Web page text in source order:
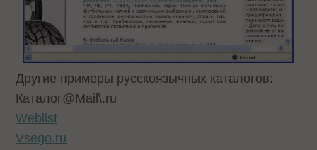
Другие примеры русскоязычных каталогов:
Каталог@Mail\.ru
Weblist
Vsego.ru